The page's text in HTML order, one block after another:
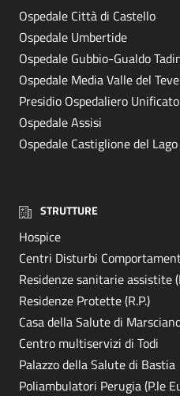
Ospedale Città di Castello
Ospedale Umbertide
Ospedale Gubbio-Gualdo
Ospedale Media Valle del
Presidio Ospedaliero Unificato
Ospedale Assisi
Ospedale Castiglione del Lago
STRUTTURE
Hospice
Centri Disturbi
Residenze sanitarie assistite
Residenze Protette (R.P.)
Casa della Salute di
Centro multiservizi di Todi
Palazzo della Salute di Bastia
Poliambulatori Perugia (P.le